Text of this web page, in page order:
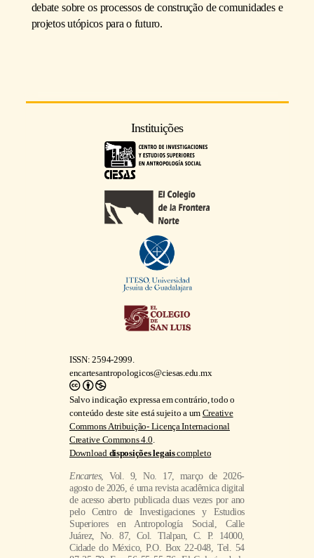
debate sobre os processos de construção de comunidades e
projetos utópicos para o futuro.
Instituições
ISSN: 2594-2999.
encartesantropologicos@ciesas.edu.mx
Salvo indicação expressa em contrário, todo o
conteúdo deste site está sujeito a um Creative
Commons Atribuição- Licença Internacional
Creative Commons 4.0.
Download disposições legaiscompleto
Encartes, Vol. 9, No. 17, março de 2026-
agosto de 2026, é uma revista acadêmica digital
de acesso aberto publicada duas vezes por ano
pelo Centro de Investigaciones y Estudios
Superiores en Antropología Social, Calle
Juárez, No. 87, Col. Tlalpan, C. P. 14000,
Cidade do México, P.O. Box 22-048, Tel. 54